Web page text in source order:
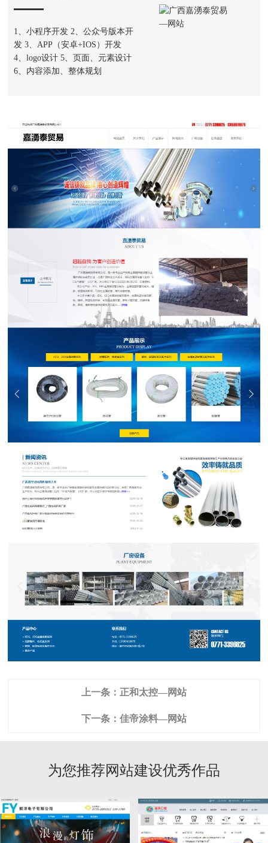
1、小程序开发 2、公众号版本开
发 3、APP（安卓+IOS）开发
4、logo设计 5、页面、元素设计
6、内容添加、整体规划
上一条： 正和太控—网站
下一条： 佳帝涂料—网站
为您推荐网站建设优秀作品